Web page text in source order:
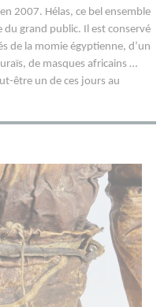
2007. Hélas, ce bel ensemble
du grand public. Il est conservé
de la momie égyptienne, d’un
de masques africains …
être un de ces jours au